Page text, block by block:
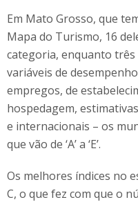
Em Mato Grosso, que
Mapa do Turismo, 16
categoria, enquanto
variáveis de
empregos, de
hospedagem,
e internacionais – os
que vão de ‘A’ a ‘E’.
Os melhores índices no
C, o que fez com que o